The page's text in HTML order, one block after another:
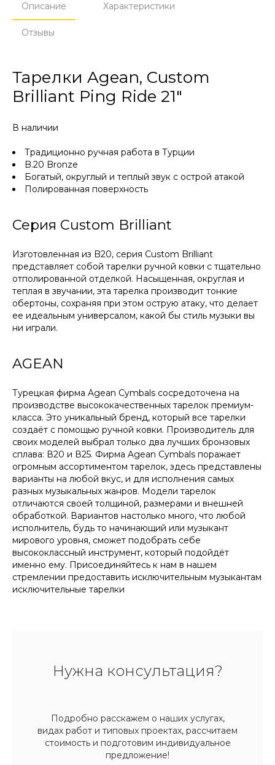
Описание Характеристики
Отзывы
Тарелки Agean, Custom
Brilliant Ping Ride 21"
В наличии
Традиционно ручная работа в Турции
B.20 Bronze
Богатый, округлый и теплый звук с острой атакой
Полированная поверхность
Серия Custom Brilliant
Изготовленная из B20, серия Custom Brilliant
представляет собой тарелки ручной ковки с тщательно
отполированной отделкой. Насыщенная, округлая и
теплая в звучании, эта тарелка производит тонкие
обертоны, сохраняя при этом острую атаку, что делает
ее идеальным универсалом, какой бы стиль музыки вы
ни играли.
AGEAN
Турецкая фирма Agean Cymbals сосредоточена на
производстве высококачественных тарелок премиум-
класса. Это уникальный бренд, который все тарелки
создаёт с помощью ручной ковки. Производитель для
своих моделей выбрал только два лучших бронзовых
сплава: В20 и В25. Фирма Agean Cymbals поражает
огромным ассортиментом тарелок, здесь представлены
варианты на любой вкус, и для исполнения самых
разных музыкальных жанров. Модели тарелок
отличаются своей толщиной, размерами и внешней
обработкой. Вариантов настолько много, что любой
исполнитель, будь то начинающий или музыкант
мирового уровня, сможет подобрать себе
высококлассный инструмент, который подойдёт
именно ему. Присоединяйтесь к нам в нашем
стремлении предоставить исключительным музыкантам
исключительные тарелки
Нужна консультация?
Подробно расскажем о наших услугах,
видах работ и типовых проектах, рассчитаем
стоимость и подготовим индивидуальное
предложение!